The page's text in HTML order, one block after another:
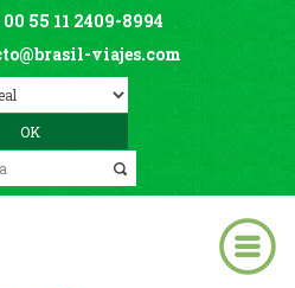
00 55 11 2409-8994
viajes.com